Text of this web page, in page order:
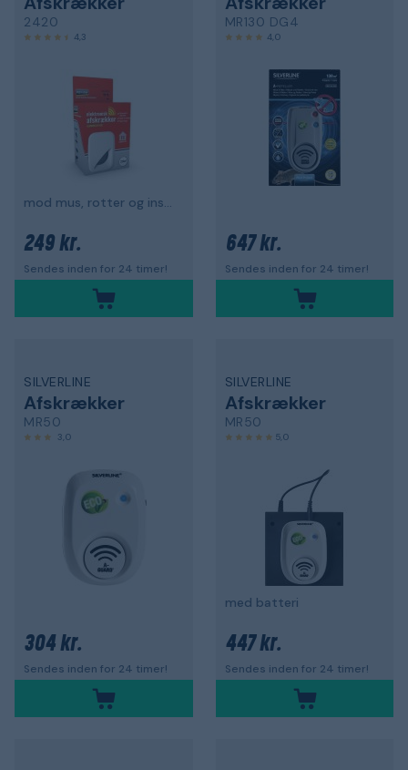
2420
4,3
mod mus, rotter og insekter
249 kr.
Sendes inden for 24 timer!
MR130 DG4
4,0
647 kr.
Sendes inden for 24 timer!
SILVERLINE
Afskrækker
MR50
3,0
304 kr.
Sendes inden for 24 timer!
SILVERLINE
Afskrækker
MR50
5,0
med batteri
447 kr.
Sendes inden for 24 timer!